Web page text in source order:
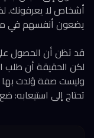
أشخاص لا يعرفونك.
يضعون أنفسهم في
قد تظن أن الحصول
لكن الحقيقة أن طلب
وليست صفة وُلدت بها
تحتاج إلى